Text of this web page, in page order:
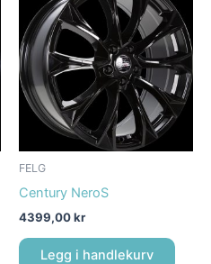
FELG
Century NeroS
4399,00kr
Legg i handlekurv